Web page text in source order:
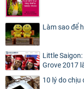
Làm sao để
Little
Grove 2017
10 lý do chịu